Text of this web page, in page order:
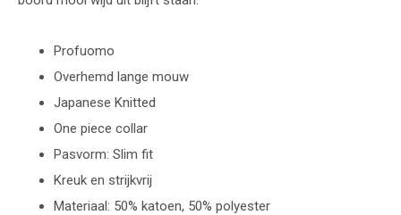
Profuomo
Overhemd lange mouw
Japanese Knitted
One piece collar
Pasvorm: Slim fit
Kreuk en strijkvrij
Materiaal: 50% katoen, 50% polyester